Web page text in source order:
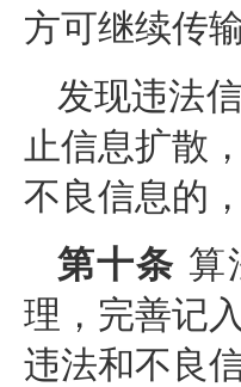
方可继续传输
发现违法
止信息扩散
不良信息的
第十条 算
理，完善记
违法和不良